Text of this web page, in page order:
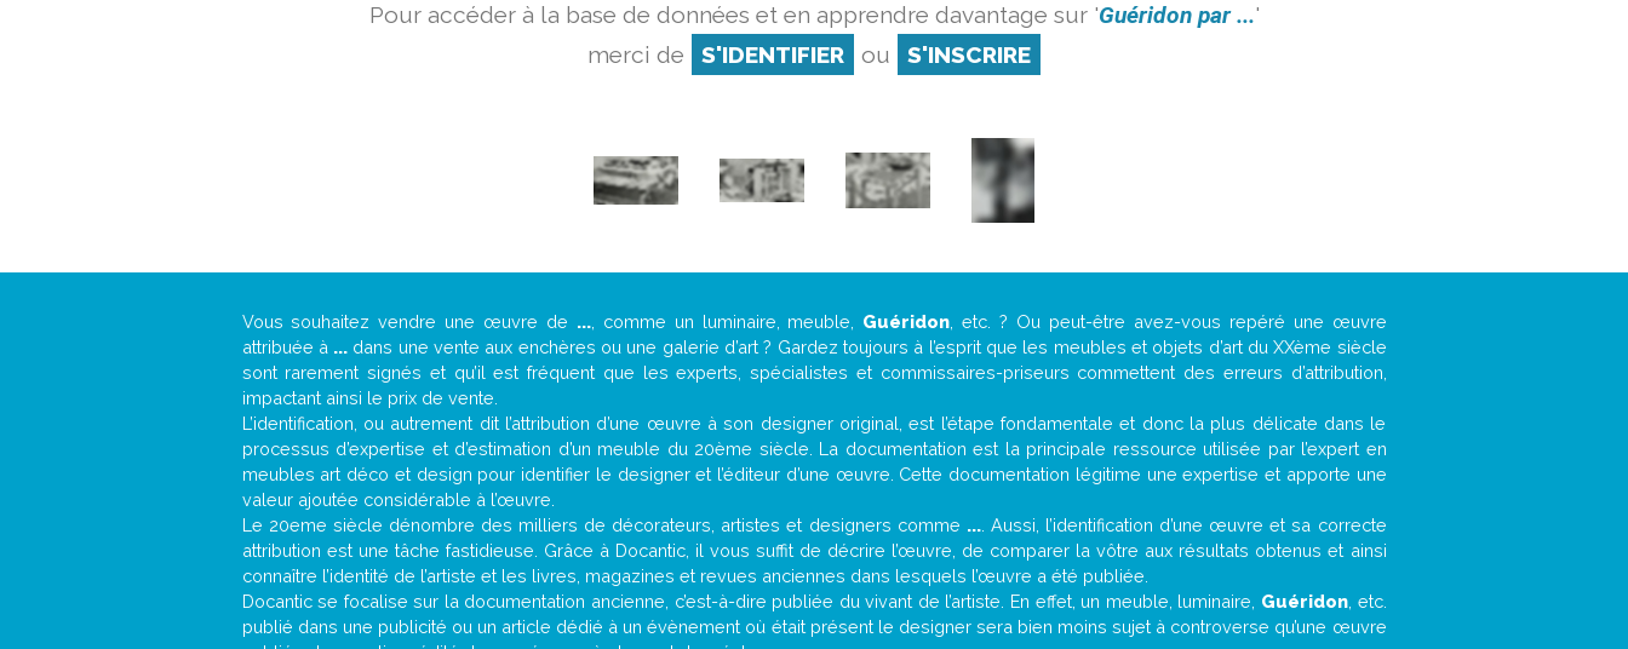
Pour accéder à la base de données et en apprendre davantage sur 'Guéridon par ...'
merci de
S'IDENTIFIER ou S'INSCRIRE
Vous souhaitez vendre une œuvre de ..., comme un luminaire, meuble, Guéridon , etc. ? Ou peut-être avez-vous repéré une œuvre
attribuée à ... dans une vente aux enchères ou une galerie d’art ? Gardez toujours à l’esprit que les meubles et objets d’art du XXème siècle
sont rarement signés et qu’il est fréquent que les experts, spécialistes et commissaires-priseurs commettent des erreurs d’attribution,
impactant ainsi le prix de vente.
L’identification, ou autrement dit l’attribution d’une œuvre à son designer original, est l’étape fondamentale et donc la plus délicate dans le
processus d’expertise et d’estimation d’un meuble du 20ème siècle. La documentation est la principale ressource utilisée par l’expert en
meubles art déco et design pour identifier le designer et l’éditeur d’une œuvre. Cette documentation légitime une expertise et apporte une
valeur ajoutée considérable à l’œuvre.
Le 20eme siècle dénombre des milliers de décorateurs, artistes et designers comme .... Aussi, l’identification d’une œuvre et sa correcte
attribution est une tâche fastidieuse. Grâce à Docantic, il vous suffit de décrire l’œuvre, de comparer la vôtre aux résultats obtenus et ainsi
connaître l’identité de l’artiste et les livres, magazines et revues anciennes dans lesquels l’œuvre a été publiée.
Docantic se focalise sur la documentation ancienne, c’est-à-dire publiée du vivant de l’artiste. En effet, un meuble, luminaire, Guéridon, etc.
publié dans une publicité ou un article dédié à un évènement où était présent le designer sera bien moins sujet à controverse qu’une œuvre